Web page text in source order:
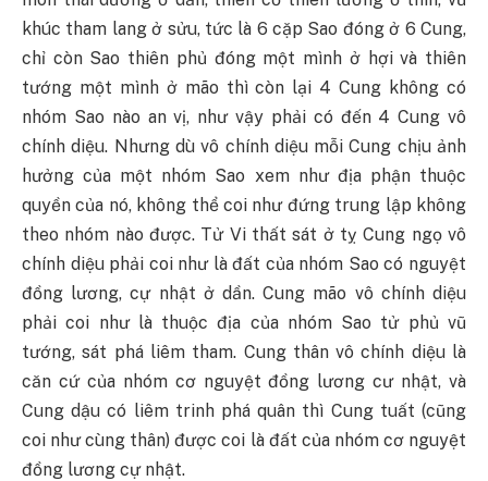
khúc tham lang ở sửu, tức là 6 cặp Sao đóng ở 6 Cung,
chỉ còn Sao thiên phủ đóng một mình ở hợi và thiên
tướng một mình ở mão thì còn lại 4 Cung không có
nhóm Sao nào an vị, như vậy phải có đến 4 Cung vô
chính diệu. Nhưng dù vô chính diệu mỗi Cung chịu ảnh
hưởng của một nhóm Sao xem như địa phận thuộc
quyền của nó, không thể coi như đứng trung lập không
theo nhóm nào được. Tử Vi thất sát ở tỵ Cung ngọ vô
chính diệu phải coi như là đất của nhóm Sao có nguyệt
đồng lương, cự nhật ở dần. Cung mão vô chính diệu
phải coi như là thuộc địa của nhóm Sao tử phủ vũ
tướng, sát phá liêm tham. Cung thân vô chính diệu là
căn cứ của nhóm cơ nguyệt đồng lương cư nhật, và
Cung dậu có liêm trinh phá quân thì Cung tuất (cũng
coi như cùng thân) được coi là đất của nhóm cơ nguyệt
đồng lương cự nhật.